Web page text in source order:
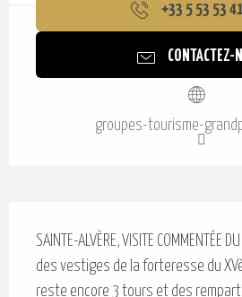
+33 5 53 53
CONTACTEZ-
groupes-tourisme-
Description
SAINTE-ALVÈRE, VISITE COMMENTÉE
des vestiges de la forteresse du
reste encore 3 tours et des